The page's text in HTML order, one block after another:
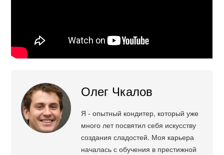
Олег Чкалов
Я - опытный кондитер, который уже
много лет посвятил себя искусству
создания сладостей. Моя карьера
началась с обучения в престижной